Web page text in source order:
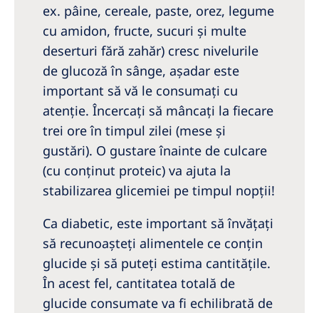
ex. pâine, cereale, paste, orez, legume
cu amidon, fructe, sucuri şi multe
deserturi fără zahăr) cresc nivelurile
de glucoză în sânge, aşadar este
important să vă le consumați cu
atenţie. Încercaţi să mâncaţi la fiecare
trei ore în timpul zilei (mese şi
gustări). O gustare înainte de culcare
(cu conținut proteic) va ajuta la
stabilizarea glicemiei pe timpul nopţii!
Ca diabetic, este important să învăţaţi
să recunoaşteţi alimentele ce conţin
glucide şi să puteţi estima cantităţile.
În acest fel, cantitatea totală de
glucide consumate va fi echilibrată de